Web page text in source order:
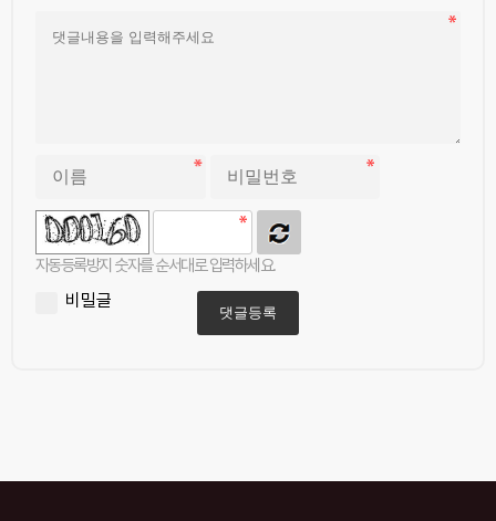
자동등록방지 숫자를 순서대로 입력하세요.
비밀글
댓글등록